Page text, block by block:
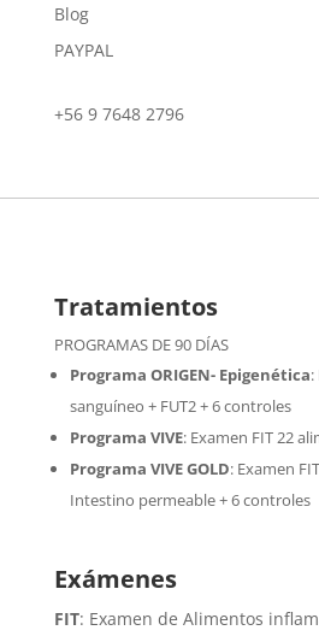
Blog
PAYPAL
+56 9 7648 2796
Tratamientos
PROGRAMAS DE 90 DÍAS
Programa ORIGEN- Epigenética:
sanguíneo + FUT2 + 6 controles
Programa VIVE: Examen FIT 22
Programa VIVE GOLD: Examen
Intestino permeable + 6 controles
Exámenes
FIT: Examen de Alimentos